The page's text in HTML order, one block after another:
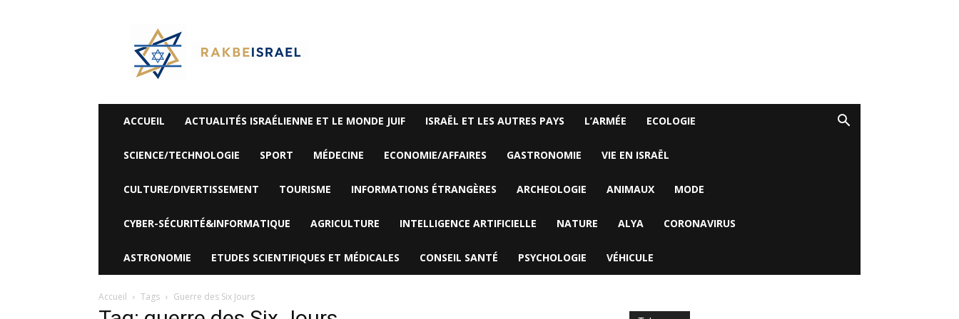
Rak
Be
Israel-
Alyaexpress-
News
ACCUEIL ACTUALITÉS ISRAÉLIENNE ET LE MONDE JUIF ISRAËL ET LES AUTRES PAYS L’ARMÉE ECOLOGIE
SCIENCE/TECHNOLOGIE SPORT MÉDECINE ECONOMIE/AFFAIRES GASTRONOMIE VIE EN ISRAËL
CULTURE/DIVERTISSEMENT TOURISME INFORMATIONS ÉTRANGÈRES ARCHEOLOGIE ANIMAUX MODE
CYBER-SÉCURITÉ&INFORMATIQUE AGRICULTURE INTELLIGENCE ARTIFICIELLE NATURE ALYA CORONAVIRUS
ASTRONOMIE ETUDES SCIENTIFIQUES ET MÉDICALES CONSEIL SANTÉ PSYCHOLOGIE VÉHICULE
Accueil Tags Guerre des Six Jours